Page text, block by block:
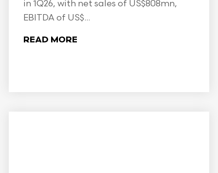
in 1Q26, with net sales of US$808mn,
EBITDA of US$...
READ MORE